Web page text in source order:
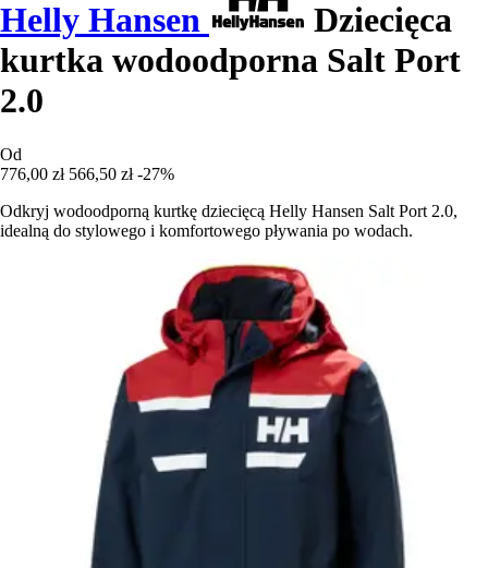
Helly Hansen
Dziecięca
kurtka wodoodporna Salt Port
2.0
Od
776,00 zł 566,50 zł -27%
Odkryj wodoodporną kurtkę dziecięcą Helly Hansen Salt Port 2.0,
idealną do stylowego i komfortowego pływania po wodach.